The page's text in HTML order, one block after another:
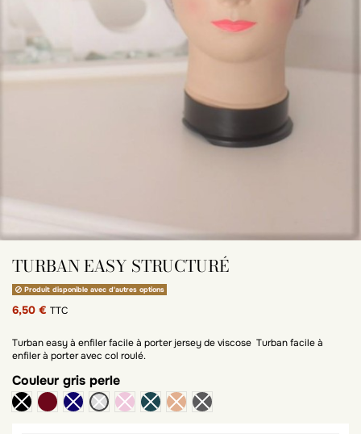
TURBAN EASY STRUCTURÉ
Produit disponible avec d'autres options
6,50 € TTC
Turban easy à enfiler facile à porter jersey de viscose Turban facile à
enfiler à porter avec col roulé.
Couleurgris perle
bordeaux